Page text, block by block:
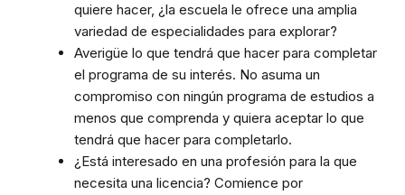
quiere hacer, ¿la escuela le ofrece una amplia
variedad de especialidades para explorar?
Averigüe lo que tendrá que hacer para completar
el programa de su interés. No asuma un
compromiso con ningún programa de estudios a
menos que comprenda y quiera aceptar lo que
tendrá que hacer para completarlo.
¿Está interesado en una profesión para la que
necesita una licencia? Comience por